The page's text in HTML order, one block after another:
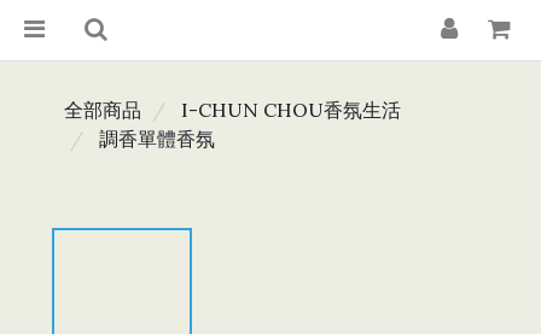
全部商品
I-CHUN CHOU香氛生活
調香單體香氛